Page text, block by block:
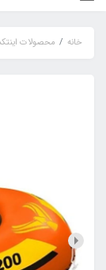
خانه محصولات